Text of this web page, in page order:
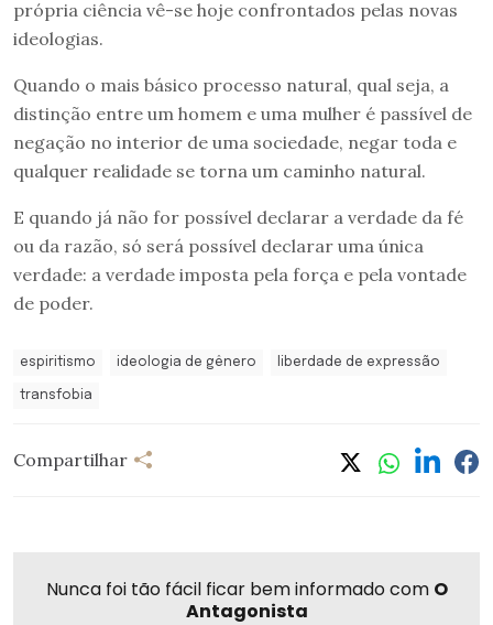
própria ciência vê-se hoje confrontados pelas novas
ideologias.
Quando o mais básico processo natural, qual seja, a
distinção entre um homem e uma mulher é passível de
negação no interior de uma sociedade, negar toda e
qualquer realidade se torna um caminho natural.
E quando já não for possível declarar a verdade da fé
ou da razão, só será possível declarar uma única
verdade: a verdade imposta pela força e pela vontade
de poder.
espiritismo ideologia de gênero liberdade de expressão
transfobia
Compartilhar
Nunca foi tão fácil ficar bem informado com O
Antagonista